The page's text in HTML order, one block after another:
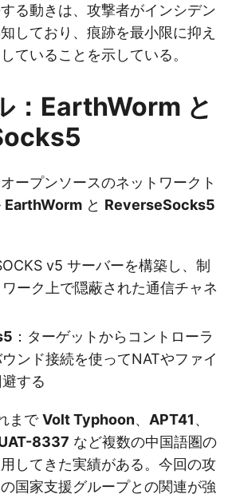
る動きは、攻撃者がインシデン
しており、痕跡を最小限に抑え
ていることを示している。
：EarthWorm と
ープンソースのネットワークト
EarthWorm と ReverseSocks5
v5 サーバーを構築し、制
ーク上で隠蔽された通信チャネ
：ターゲットからコントローラ
ンド接続を使ってNATやファイ
する
までVolt Typhoon、 APT41、
8337 など複数の中国語圏の
してきた実績がある。今回の攻
国家支援グループとの関連が強